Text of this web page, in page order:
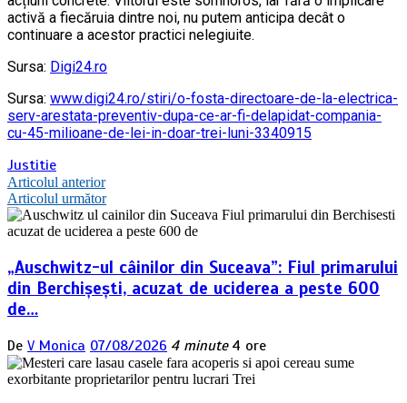
activă a fiecăruia dintre noi, nu putem anticipa decât o
continuare a acestor practici nelegiuite.
Sursa: Digi24.ro
Sursa: www.digi24.ro/stiri/o-fosta-directoare-de-la-electrica-
serv-arestata-preventiv-dupa-ce-ar-fi-delapidat-compania-
cu-45-milioane-de-lei-in-doar-trei-luni-3340915
Justitie
Navigare
în
articole
Articolul anterior
Articolul următor
„Auschwitz-ul câinilor din Suceava”: Fiul primarului
din Berchișești, acuzat de uciderea a peste 600
de…
De V Monica 07/08/2026 4 minute 4 ore